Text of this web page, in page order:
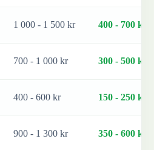
1 000 - 1 500 kr 400 - 700 kr
700 - 1 000 kr 300 - 500 kr
400 - 600 kr 150 - 250 kr
900 - 1 300 kr 350 - 600 kr